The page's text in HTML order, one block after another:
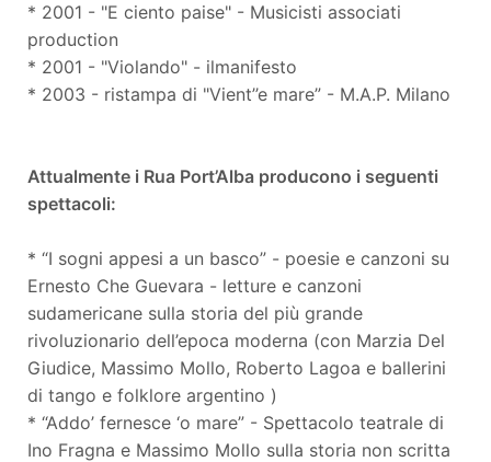
* 2001 - "E ciento paise" - Musicisti associati
production
* 2001 - "Violando" - ilmanifesto
* 2003 - ristampa di "Vient’’e mare” - M.A.P. Milano
Attualmente i Rua Port’Alba producono i seguenti
spettacoli:
* “I sogni appesi a un basco” - poesie e canzoni su
Ernesto Che Guevara - letture e canzoni
sudamericane sulla storia del più grande
rivoluzionario dell’epoca moderna (con Marzia Del
Giudice, Massimo Mollo, Roberto Lagoa e ballerini
di tango e folklore argentino )
* “Addo’ fernesce ‘o mare” - Spettacolo teatrale di
Ino Fragna e Massimo Mollo sulla storia non scritta